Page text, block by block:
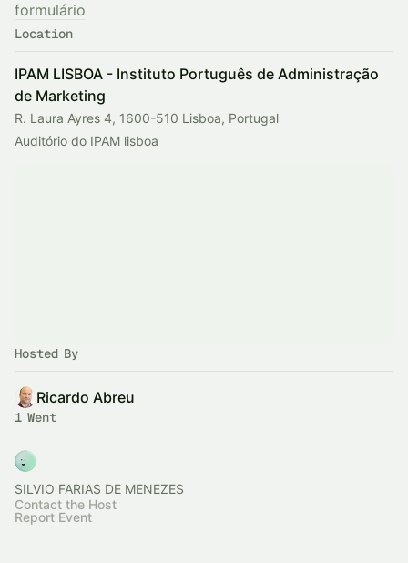
formulário
Location
IPAM LISBOA - Instituto Português de Administração
de Marketing
R. Laura Ayres 4, 1600-510 Lisboa, Portugal
Auditório do IPAM lisboa
Hosted By
Ricardo Abreu
1 Went
SILVIO FARIAS DE MENEZES
Contact the Host
Report Event